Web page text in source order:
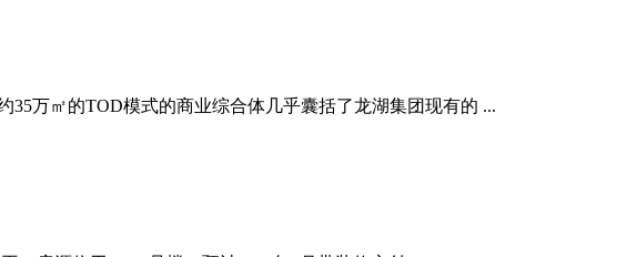
万㎡的TOD模式的商业综合体几乎囊括了龙湖集团现有的 ...